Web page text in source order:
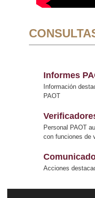
Informes
Información
PAOT
Personal PAOT
con funciones de
Acciones